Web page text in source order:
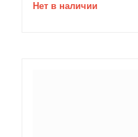
Нет в наличии